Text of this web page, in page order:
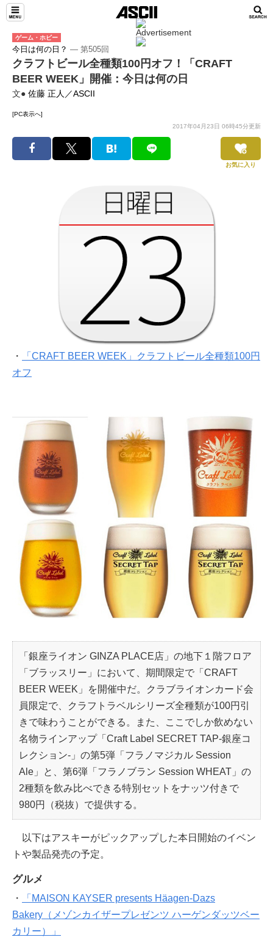
ゲーム・ホビー
今日は何の日？ ― 第505回
クラフトビール全種類100円オフ！「CRAFT
BEER WEEK」開催：今日は何の日
文● 佐藤 正人／ASCII
[PC表示へ]
2017年04月23日 06時45分更新
お気に入り
・
「CRAFT BEER WEEK」クラフトビール全種類100円
オフ
「銀座ライオン GINZA PLACE店」の地下１階フロア
「ブラッスリー」において、期間限定で「CRAFT
BEER WEEK」を開催中だ。クラブライオンカード会
員限定で、クラフトラベルシリーズ全種類が100円引
きで味わうことができる。また、ここでしか飲めない
名物ラインアップ「Craft Label SECRET TAP-銀座コ
レクション-」の第5弾「フラノマジカル Session
Ale」と、第6弾「フラノブラン Session WHEAT」の
2種類を飲み比べできる特別セットをナッツ付きで
980円（税抜）で提供する。
以下はアスキーがピックアップした本日開始のイベン
トや製品発売の予定。
グルメ
・
「MAISON KAYSER presents Häagen-Dazs
Bakery（メゾンカイザープレゼンツ ハーゲンダッツベー
カリー）」